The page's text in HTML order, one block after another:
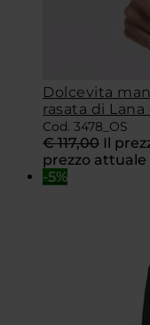
Dolcevita
rasata di Lana
Cod. 3478_OS
€117,00 Il
prezzo attuale
-5%